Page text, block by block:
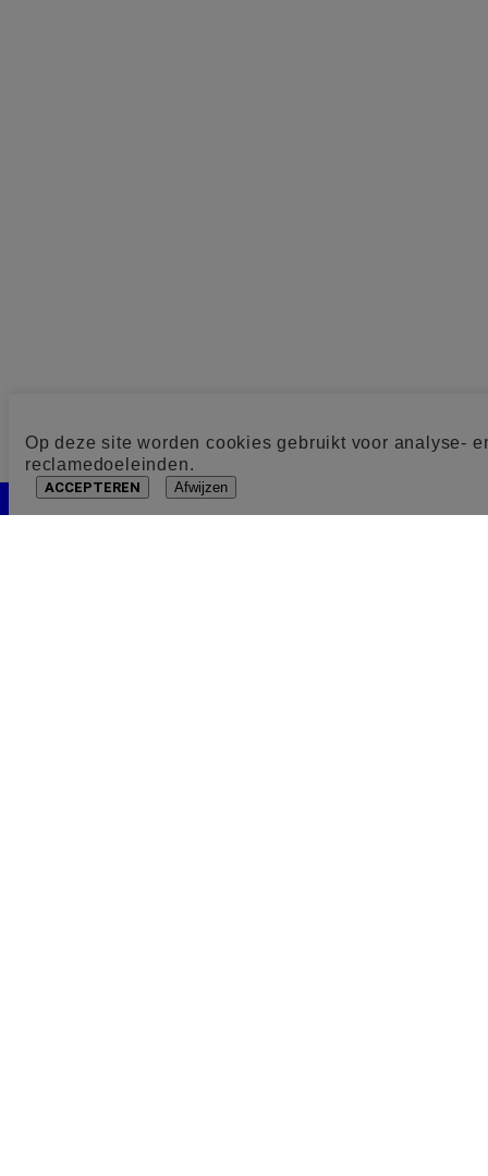
Op deze site worden cookies gebruikt voor analyse-
reclamedoeleinden.
ACCEPTEREN Afwijzen
Cookie toestemming